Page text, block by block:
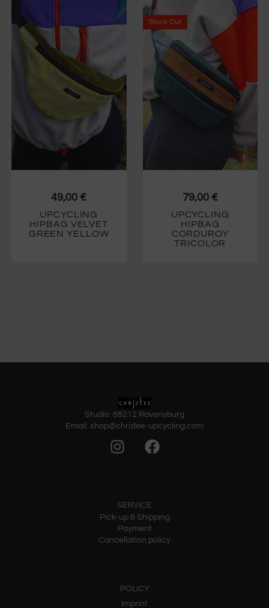
49,00 €
UPCYCLING
HIPBAG VELVET
GREEN YELLOW
Stock Out
79,00 €
UPCYCLING
HIPBAG
CORDUROY
TRICOLOR
Studio: 88212 Ravensburg
Email: shop@chrizlee-upcycling.com
SERVICE
Pick-up & Shipping
Payment
Cancellation policy
POLICY
Imprint